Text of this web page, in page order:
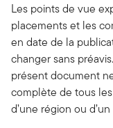
Les points de vue
placements et les
en date de la
changer sans
présent document
complète de tous
d’une région ou